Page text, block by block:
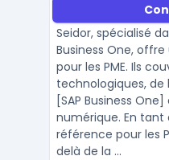
Seidor, spécialisé
Business One,
pour les PME. Ils
technologiques, de
[SAP Business
numérique. En
référence pour les
delà de la ...